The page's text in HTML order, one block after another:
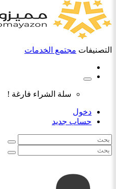
التصنيفات مجتمع الخدمات
سلة الشراء فارغة !
دخول
حساب جديد